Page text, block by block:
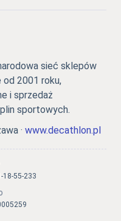
sieć sklepów
2001 roku,
i sprzedaż
sportowych.
· www.decathlon.pl
18-55-233